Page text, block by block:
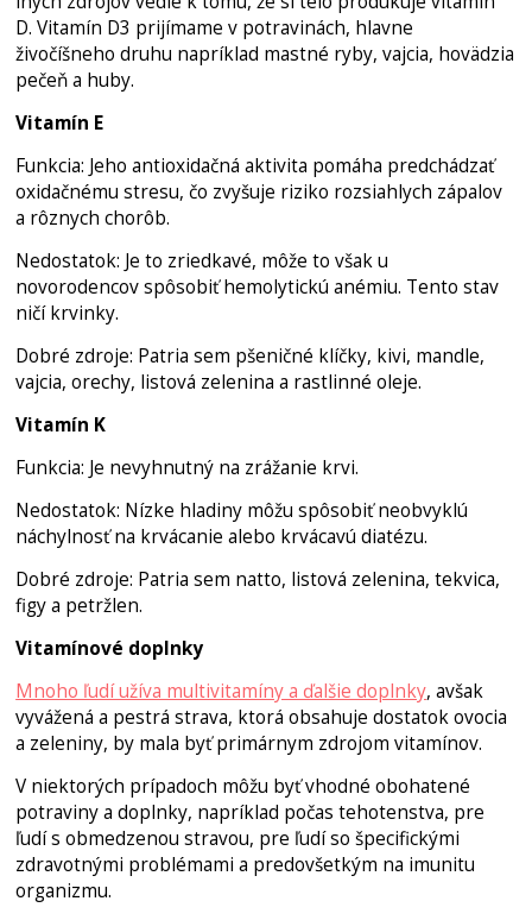
D. Vitamín D3 prijímame v potravinách, hlavne
živočíšneho druhu napríklad mastné ryby, vajcia, hovädzia
pečeň a huby.
Vitamín E
Funkcia: Jeho antioxidačná aktivita pomáha predchádzať
oxidačnému stresu, čo zvyšuje riziko rozsiahlych zápalov
a rôznych chorôb.
Nedostatok: Je to zriedkavé, môže to však u
novorodencov spôsobiť hemolytickú anémiu. Tento stav
ničí krvinky.
Dobré zdroje: Patria sem pšeničné klíčky, kivi, mandle,
vajcia, orechy, listová zelenina a rastlinné oleje.
Vitamín K
Funkcia: Je nevyhnutný na zrážanie krvi.
Nedostatok: Nízke hladiny môžu spôsobiť neobvyklú
náchylnosť na krvácanie alebo krvácavú diatézu.
Dobré zdroje: Patria sem natto, listová zelenina, tekvica,
figy a petržlen.
Vitamínové doplnky
Mnoho ľudí užíva multivitamíny a ďalšie doplnky, avšak
vyvážená a pestrá strava, ktorá obsahuje dostatok ovocia
a zeleniny, by mala byť primárnym zdrojom vitamínov.
V niektorých prípadoch môžu byť vhodné obohatené
potraviny a doplnky, napríklad počas tehotenstva, pre
ľudí s obmedzenou stravou, pre ľudí so špecifickými
zdravotnými problémami a predovšetkým na imunitu
organizmu.